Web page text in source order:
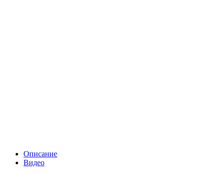
Описание
Видео